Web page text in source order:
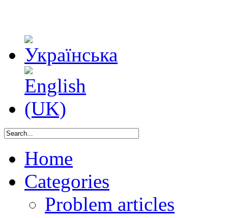
Home
Categories
Problem articles